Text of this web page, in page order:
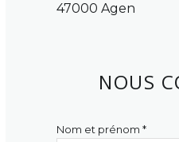
47000 Agen
NOUS
Nom et prénom *